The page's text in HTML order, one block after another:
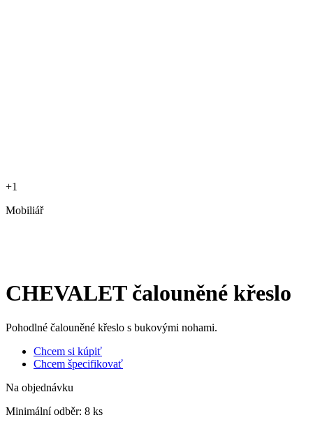
+1
Mobiliář
CHEVALET čalouněné křeslo
Pohodlné čalouněné křeslo s bukovými nohami.
Chcem si kúpiť
Chcem špecifikovať
Na objednávku
Minimální odběr: 8 ks